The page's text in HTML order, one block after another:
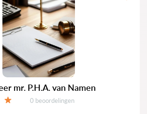
mr. P.H.A. van Namen
Getuigenissen:
0 beoordelingen